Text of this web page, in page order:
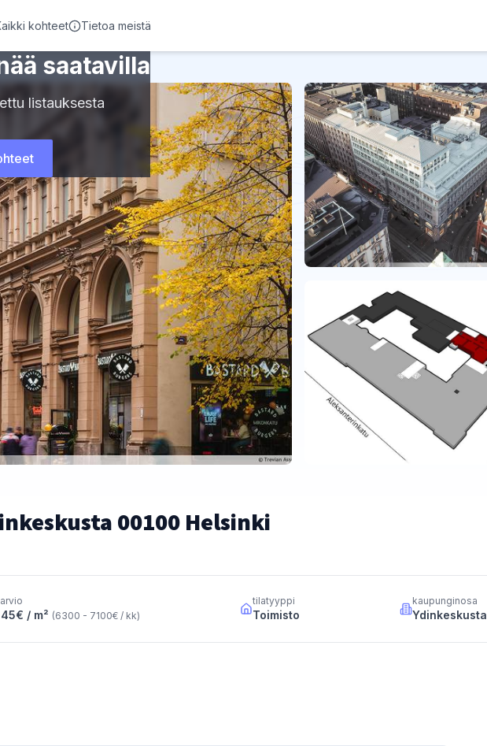
kohteet Tietoa meistä
saatavilla
listauksesta
00100 Helsinki
€ / m² (6300 - 7100€ / kk)
tilatyyppi
Toimisto
kaupunginosa
Ydinkeskusta